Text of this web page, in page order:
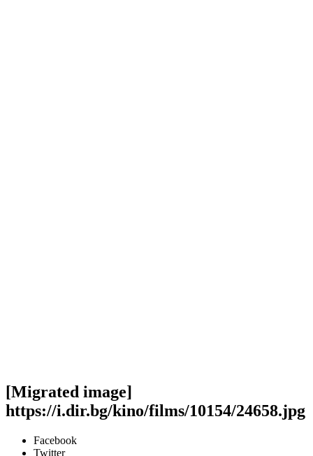
[Migrated image]
https://i.dir.bg/kino/films/10154/24658.jpg
Facebook
Twitter